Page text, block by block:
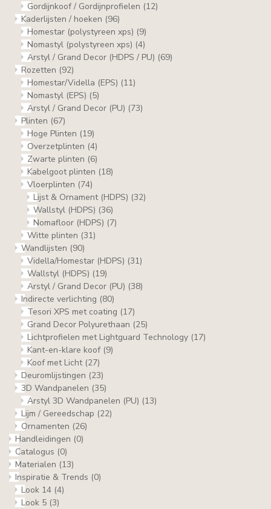
Gordijnkoof / Gordijnprofielen (12)
Kaderlijsten / hoeken (96)
Homestar (polystyreen xps) (9)
Nomastyl (polystyreen xps) (4)
Arstyl / Grand Decor (HDPS / PU) (69)
Rozetten (92)
Homestar/Vidella (EPS) (11)
Nomastyl (EPS) (5)
Arstyl / Grand Decor (PU) (73)
Plinten (67)
Hoge Plinten (19)
Overzetplinten (4)
Zwarte plinten (6)
Kabelgoot plinten (18)
Vloerplinten (74)
Lijst & Ornament (HDPS) (32)
Wallstyl (HDPS) (36)
Nomafloor (HDPS) (7)
Witte plinten (31)
Wandlijsten (90)
Vidella/Homestar (HDPS) (31)
Wallstyl (HDPS) (19)
Arstyl / Grand Decor (PU) (38)
Indirecte verlichting (80)
Tesori XPS met coating (17)
Grand Decor Polyurethaan (25)
Lichtprofielen met Lightguard Technology (17)
Kant-en-klare koof (9)
Koof met Licht (27)
Deuromlijstingen (23)
3D Wandpanelen (35)
Arstyl 3D Wandpanelen (PU) (13)
Lijm / Gereedschap (22)
Ornamenten (26)
Handleidingen (0)
Catalogus (0)
Materialen (13)
Inspiratie & Trends (0)
Look 14 (4)
Look 5 (3)